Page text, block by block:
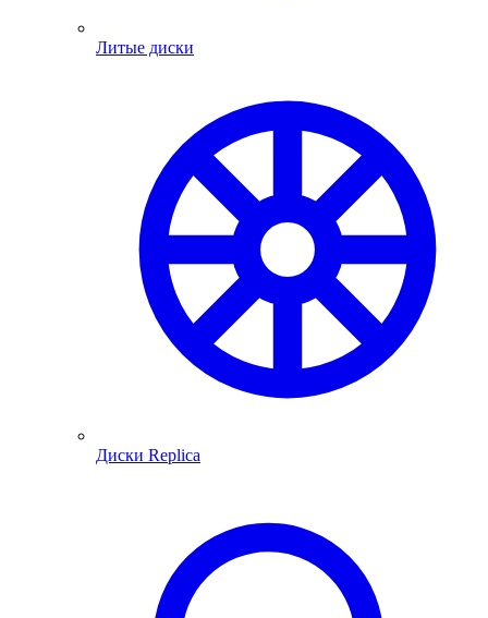
Литые диски
Диски Replica